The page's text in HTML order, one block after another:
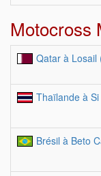
Motocross
Qatar à Losail
Thaïlande à
Brésil à Beto